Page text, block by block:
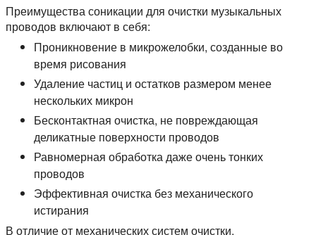
Преимущества соникации для очистки музыкальных
проводов включают в себя:
Проникновение в микрожелобки, созданные во
время рисования
Удаление частиц и остатков размером менее
нескольких микрон
Бесконтактная очистка, не повреждающая
деликатные поверхности проводов
Равномерная обработка даже очень тонких
проводов
Эффективная очистка без механического
истирания
В отличие от механических систем очистки,